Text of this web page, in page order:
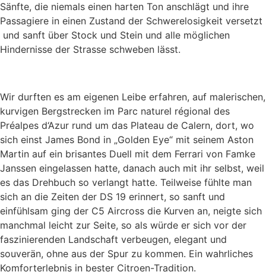
Sänfte, die niemals einen harten Ton anschlägt und ihre
Passagiere in einen Zustand der Schwerelosigkeit versetzt
und sanft über Stock und Stein und alle möglichen
Hindernisse der Strasse schweben lässt.
Wir durften es am eigenen Leibe erfahren, auf malerischen,
kurvigen Bergstrecken im Parc naturel régional des
Préalpes d‘Azur rund um das Plateau de Calern, dort, wo
sich einst James Bond in „Golden Eye“ mit seinem Aston
Martin auf ein brisantes Duell mit dem Ferrari von Famke
Janssen eingelassen hatte, danach auch mit ihr selbst, weil
es das Drehbuch so verlangt hatte. Teilweise fühlte man
sich an die Zeiten der DS 19 erinnert, so sanft und
einfühlsam ging der C5 Aircross die Kurven an, neigte sich
manchmal leicht zur Seite, so als würde er sich vor der
faszinierenden Landschaft verbeugen, elegant und
souverän, ohne aus der Spur zu kommen. Ein wahrliches
Komforterlebnis in bester Citroen-Tradition.